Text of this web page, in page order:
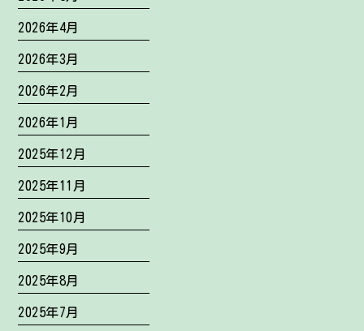
2026年4月
2026年3月
2026年2月
2026年1月
2025年12月
2025年11月
2025年10月
2025年9月
2025年8月
2025年7月